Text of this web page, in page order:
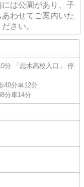
は公園があり、子
わせてご案内いた
さい。
分 「志木高校入口」 停
40分車12分
分車14分